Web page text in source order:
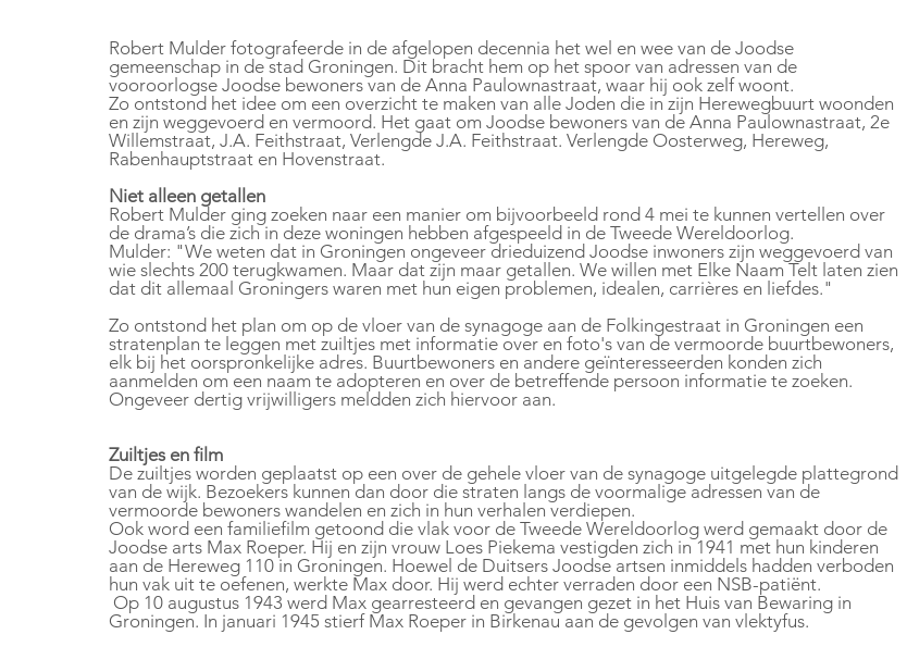
Robert Mulder fotografeerde in de afgelopen decennia het wel en wee van de Joodse
gemeenschap in de stad Groningen. Dit bracht hem op het spoor van adressen van de
vooroorlogse Joodse bewoners van de Anna Paulownastraat, waar hij ook zelf woont.
Zo ontstond het idee om een overzicht te maken van alle Joden die in zijn Herewegbuurt woonden
en zijn weggevoerd en vermoord. Het gaat om Joodse bewoners van de Anna Paulownastraat, 2e
Willemstraat, J.A. Feithstraat, Verlengde J.A. Feithstraat. Verlengde Oosterweg, Hereweg,
Rabenhauptstraat en Hovenstraat.
Niet alleen getallen
Robert Mulder ging zoeken naar een manier om bijvoorbeeld rond 4 mei te kunnen vertellen over
de drama’s die zich in deze woningen hebben afgespeeld in de Tweede Wereldoorlog.
Mulder: "We weten dat in Groningen ongeveer drieduizend Joodse inwoners zijn weggevoerd van
wie slechts 200 terugkwamen. Maar dat zijn maar getallen. We willen met Elke Naam Telt laten zien
dat dit allemaal Groningers waren met hun eigen problemen, idealen, carrières en liefdes."
Zo ontstond het plan om op de vloer van de synagoge aan de Folkingestraat in Groningen een
stratenplan te leggen met zuiltjes met informatie over en foto's van de vermoorde buurtbewoners,
elk bij het oorspronkelijke adres. Buurtbewoners en andere geïnteresseerden konden zich
aanmelden om een naam te adopteren en over de betreffende persoon informatie te zoeken.
Ongeveer dertig vrijwilligers meldden zich hiervoor aan.
Zuiltjes en film
De zuiltjes worden geplaatst op een over de gehele vloer van de synagoge uitgelegde plattegrond
van de wijk. Bezoekers kunnen dan door die straten langs de voormalige adressen van de
vermoorde bewoners wandelen en zich in hun verhalen verdiepen.
Ook word een familiefilm getoond die vlak voor de Tweede Wereldoorlog werd gemaakt door de
Joodse arts Max Roeper. Hij en zijn vrouw Loes Piekema vestigden zich in 1941 met hun kinderen
aan de Hereweg 110 in Groningen. Hoewel de Duitsers Joodse artsen inmiddels hadden verboden
hun vak uit te oefenen, werkte Max door. Hij werd echter verraden door een NSB-patiënt.
Groningen. In januari 1945 stierf Max Roeper in Birkenau aan de gevolgen van vlektyfus.